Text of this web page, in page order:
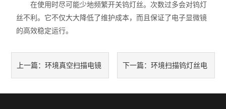
在使用时尽可能少地频繁开关钨灯丝。次数过多会对钨灯
丝不利。它不仅大大降低了维护成本，而且保证了电子显微镜
的高效稳定运行。
上一篇：环境真空扫描电镜 下一篇： 环境扫描钨灯丝电